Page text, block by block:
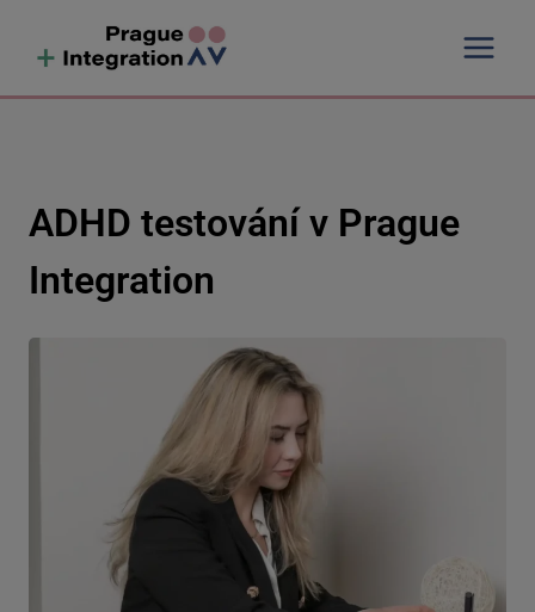
ADHD testování v Prague
Integration